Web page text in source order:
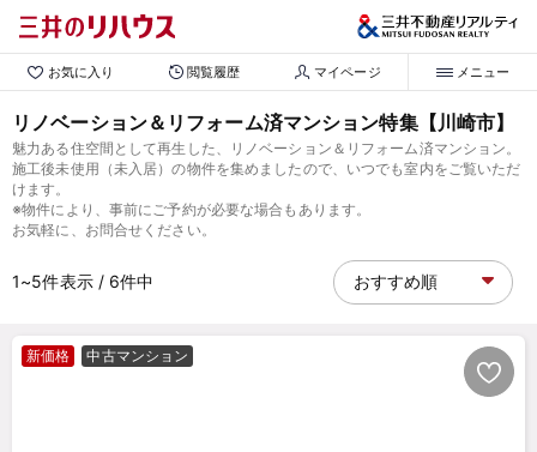
お気に入り 閲覧履歴 マイページ メニュー
リノベーション＆リフォーム済マンション特集【川崎市】
魅力ある住空間として再生した、リノベーション＆リフォーム済マンション。
施工後未使用（未入居）の物件を集めましたので、いつでも室内をご覧いただ
けます。
※物件により、事前にご予約が必要な場合もあります。
お気軽に、お問合せください。
1~5件表示/ 6件中
新価格 中古マンション